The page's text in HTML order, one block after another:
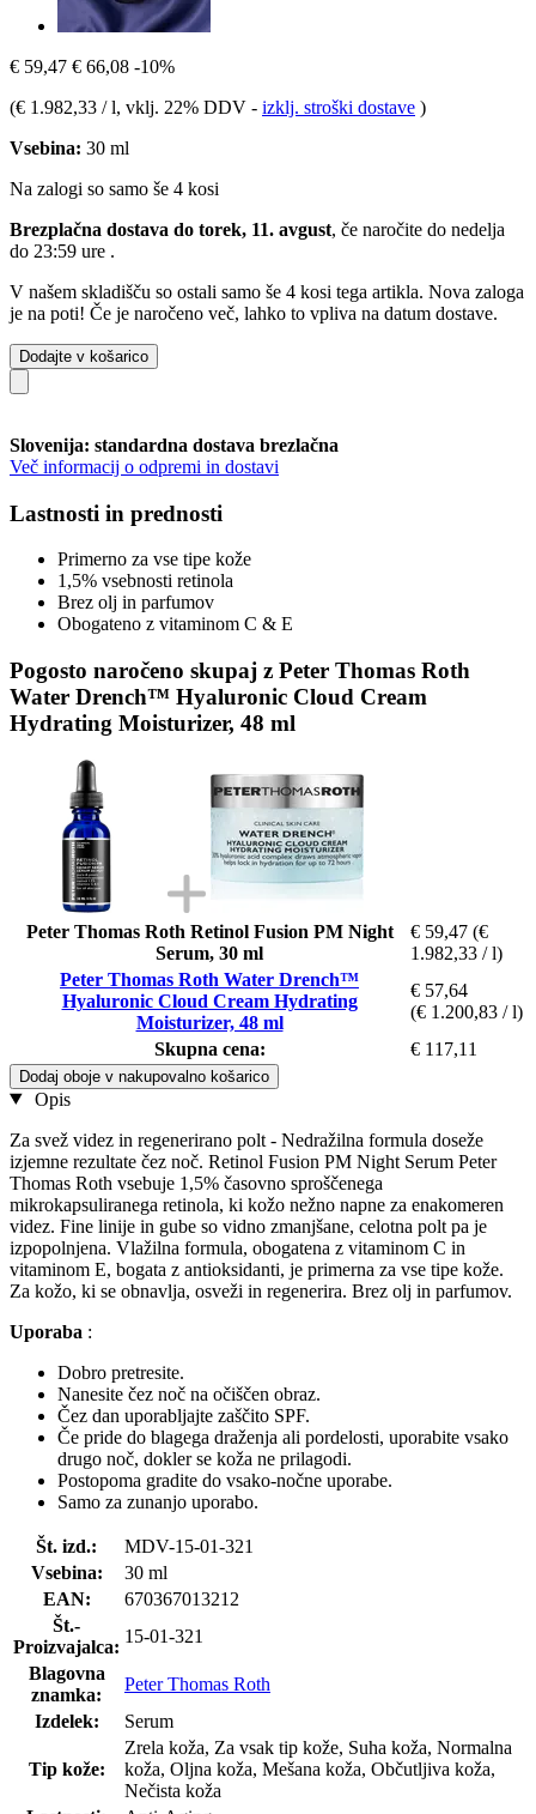
€ 59,47 € 66,08 -10%
(€ 1.982,33 / l, vklj. 22% DDV - izklj. stroški dostave )
Vsebina: 30 ml
Na zalogi so samo še 4 kosi
Brezplačna dostava do torek, 11. avgust, če naročite do nedelja
do 23:59 ure .
V našem skladišču so ostali samo še 4 kosi tega artikla. Nova zaloga
je na poti! Če je naročeno več, lahko to vpliva na datum dostave.
Dodajte v košarico
Slovenija: standardna dostava brezlačna
Več informacij o odpremi in dostavi
Lastnosti in prednosti
Primerno za vse tipe kože
1,5% vsebnosti retinola
Brez olj in parfumov
Obogateno z vitaminom C & E
Pogosto naročeno skupaj z Peter Thomas Roth
Water Drench™ Hyaluronic Cloud Cream
Hydrating Moisturizer, 48 ml
Peter Thomas Roth Retinol Fusion PM Night
Serum, 30 ml
€ 59,47 (€
1.982,33 / l)
Peter Thomas Roth Water Drench™
Hyaluronic Cloud Cream Hydrating
Moisturizer, 48 ml
€ 57,64
(€ 1.200,83 / l)
Skupna cena:
€ 117,11
Dodaj oboje v nakupovalno košarico
Opis
Za svež videz in regenerirano polt - Nedražilna formula doseže
izjemne rezultate čez noč. Retinol Fusion PM Night Serum Peter
Thomas Roth vsebuje 1,5% časovno sproščenega
mikrokapsuliranega retinola, ki kožo nežno napne za enakomeren
videz. Fine linije in gube so vidno zmanjšane, celotna polt pa je
izpopolnjena. Vlažilna formula, obogatena z vitaminom C in
vitaminom E, bogata z antioksidanti, je primerna za vse tipe kože.
Za kožo, ki se obnavlja, osveži in regenerira. Brez olj in parfumov.
Uporaba :
Dobro pretresite.
Nanesite čez noč na očiščen obraz.
Čez dan uporabljajte zaščito SPF.
Če pride do blagega draženja ali pordelosti, uporabite vsako
drugo noč, dokler se koža ne prilagodi.
Postopoma gradite do vsako-nočne uporabe.
Samo za zunanjo uporabo.
Št. izd.:
MDV-15-01-321
Vsebina:
30 ml
EAN:
670367013212
Št.-
Proizvajalca:
15-01-321
Blagovna
znamka:
Peter Thomas Roth
Izdelek:
Serum
Tip kože:
Zrela koža, Za vsak tip kože, Suha koža, Normalna
koža, Oljna koža, Mešana koža, Občutljiva koža,
Nečista koža